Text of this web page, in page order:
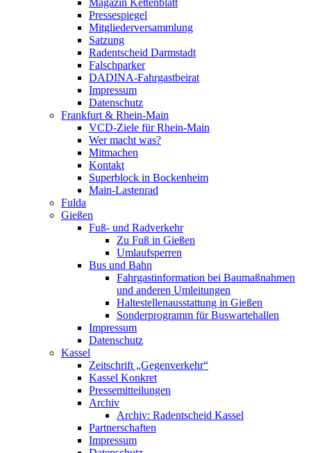
Magazin Kettenblatt
Pressespiegel
Mitgliederversammlung
Satzung
Radentscheid Darmstadt
Falschparker
DADINA-Fahrgastbeirat
Impressum
Datenschutz
Frankfurt & Rhein-Main
VCD-Ziele für Rhein-Main
Wer macht was?
Mitmachen
Kontakt
Superblock in Bockenheim
Main-Lastenrad
Fulda
Gießen
Fuß- und Radverkehr
Zu Fuß in Gießen
Umlaufsperren
Bus und Bahn
Fahrgastinformation bei Baumaßnahmen
und anderen Umleitungen
Haltestellenausstattung in Gießen
Sonderprogramm für Buswartehallen
Impressum
Datenschutz
Kassel
Zeitschrift „Gegenverkehr“
Kassel Konkret
Pressemitteilungen
Archiv
Archiv: Radentscheid Kassel
Partnerschaften
Impressum